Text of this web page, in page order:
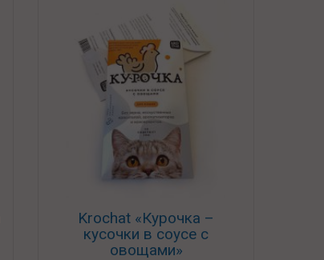
Krochat «Курочка –
кусочки в соусе с
овощами»